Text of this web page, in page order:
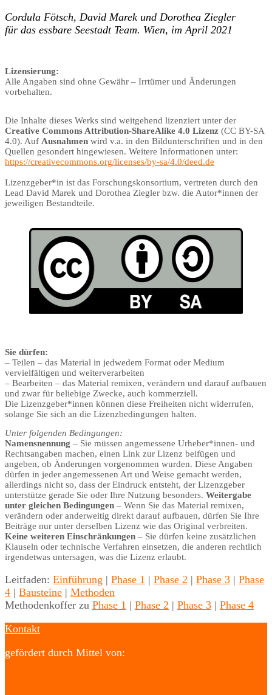
Cordula Fötsch, David Marek und Dorothea Ziegler
für das essbare Seestadt Team. Wien, im April 2021
Lizensierung:
Alle Angaben sind ohne Gewähr – Irrtümer und Änderungen
vorbehalten.
Die Inhalte dieses Werks sind weitgehend lizenziert unter der
Creative Commons Attribution-ShareAlike 4.0 Lizenz (CC BY-SA
4.0). Auf Ausnahmen wird v.a. in den Bildunterschriften und in den
Quellen gesondert hingewiesen. Weitere Informationen unter:
https://creativecommons.org/licenses/by-sa/4.0/deed.de
Lizenzgeber*in ist das Forschungskonsortium, vertreten durch den
Lead David Marek und Dorothea Ziegler bzw. die Autor*innen der
jeweiligen Bestandteile.
Sie dürfen:
– Teilen – das Material in jedwedem Format oder Medium
vervielfältigen und weiterverarbeiten
– Bearbeiten – das Material remixen, verändern und darauf aufbauen
und zwar für beliebige Zwecke, auch kommerziell.
Die Lizenzgeber*innen können diese Freiheiten nicht widerrufen,
solange Sie sich an die Lizenzbedingungen halten.
Unter folgenden Bedingungen:
Namensnennung – Sie müssen angemessene Urheber*innen- und
Rechtsangaben machen, einen Link zur Lizenz beifügen und
angeben, ob Änderungen vorgenommen wurden. Diese Angaben
dürfen in jeder angemessenen Art und Weise gemacht werden,
allerdings nicht so, dass der Eindruck entsteht, der Lizenzgeber
unterstütze gerade Sie oder Ihre Nutzung besonders. Weitergabe
unter gleichen Bedingungen – Wenn Sie das Material remixen,
verändern oder anderweitig direkt darauf aufbauen, dürfen Sie Ihre
Beiträge nur unter derselben Lizenz wie das Original verbreiten.
Keine weiteren Einschränkungen – Sie dürfen keine zusätzlichen
Klauseln oder technische Verfahren einsetzen, die anderen rechtlich
irgendetwas untersagen, was die Lizenz erlaubt.
Leitfaden: Einführung | Phase 1 | Phase 2 | Phase 3 | Phase
4 | Bausteine | Methoden
Methodenkoffer zu Phase 1 | Phase 2 | Phase 3 | Phase 4
Kontakt
gefördert durch Mittel von: